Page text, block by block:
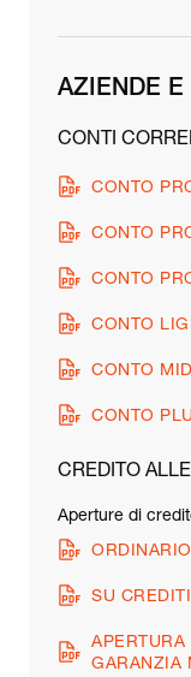
AZIENDE E
CONTI
CONTO
CONTO
CONTO
CONTO
CONTO MID
CONTO
CREDITO
Aperture di
ORDINARIO
SU
GARANZIA